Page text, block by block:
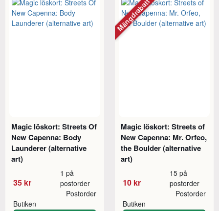
Magic löskort: Streets Of
New Capenna: Body
Launderer (alternative
art)
35 kr
1 på
postorder
Butiken
Postorder
Magic löskort: Streets of
New Capenna: Mr. Orfeo,
the Boulder (alternative
art)
10 kr
15 på
postorder
Butiken
Postorder
Mängdrabatt